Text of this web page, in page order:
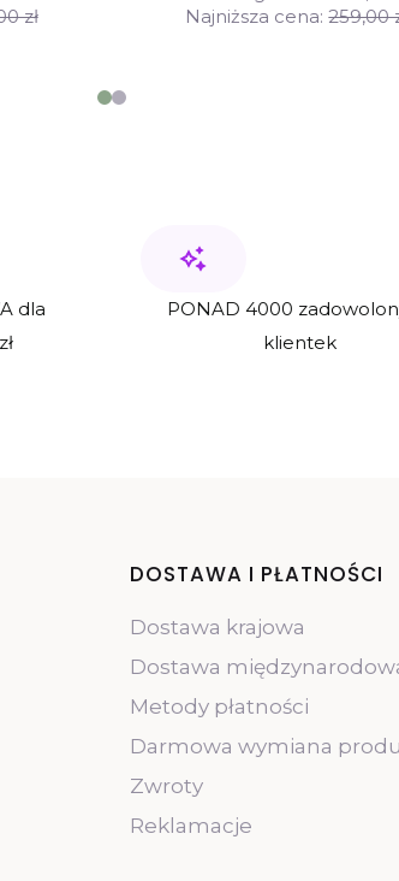
zł
Najniższa cena: 259,00
dla
PONAD 4000
klientek
Linki w
DOSTAWA I PŁATNOŚCI
Dostawa krajowa
Dostawa
Metody płatności
Darmowa wymiana
Zwroty
Reklamacje